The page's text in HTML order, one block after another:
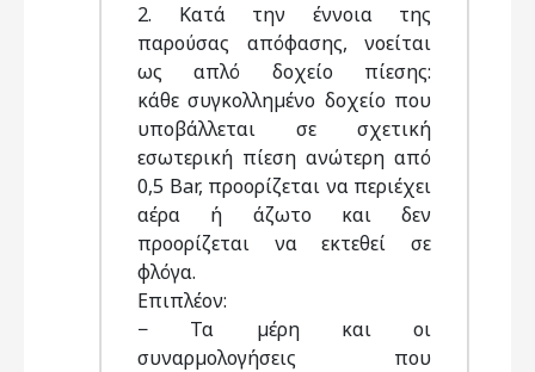
2. Κατά την έννοια της
παρούσας απόφασης, νοείται
ως απλό δοχείο πίεσης:
κάθε συγκολληµένο δοχείο που
υποβάλλεται σε σχετική
εσωτερική πίεση ανώτερη από
0,5 Bar, προορίζεται να περιέχει
αέρα ή άζωτο και δεν
προορίζεται να εκτεθεί σε
φλόγα.
Επιπλέον:
− Τα µέρη και οι
συναρµολογήσεις που